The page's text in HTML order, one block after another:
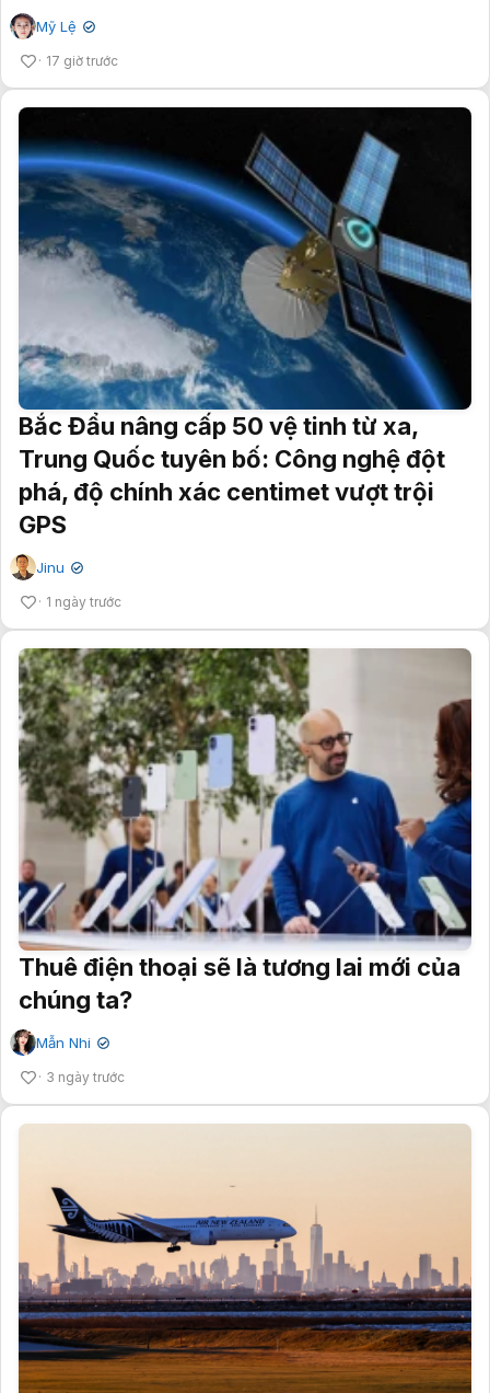
Mỹ Lệ ✔
17 giờ trước
Bắc Đẩu nâng cấp 50 vệ tinh từ xa,
Trung Quốc tuyên bố: Công nghệ đột
phá, độ chính xác centimet vượt trội
GPS
Jinu ✔
1 ngày trước
Thuê điện thoại sẽ là tương lai mới của
chúng ta?
Mẫn Nhi ✔
3 ngày trước